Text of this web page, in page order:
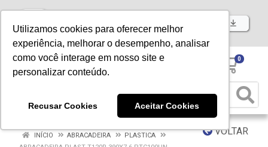
Utilizamos cookies para oferecer melhor
experiência, melhorar o desempenho, analisar
como você interage em nosso site e
personalizar conteúdo.
Recusar Cookies Aceitar Cookies
Baixe já nosso APP
0
VOLTAR
INÍCIO ABRACADEIRA
PLASTICA